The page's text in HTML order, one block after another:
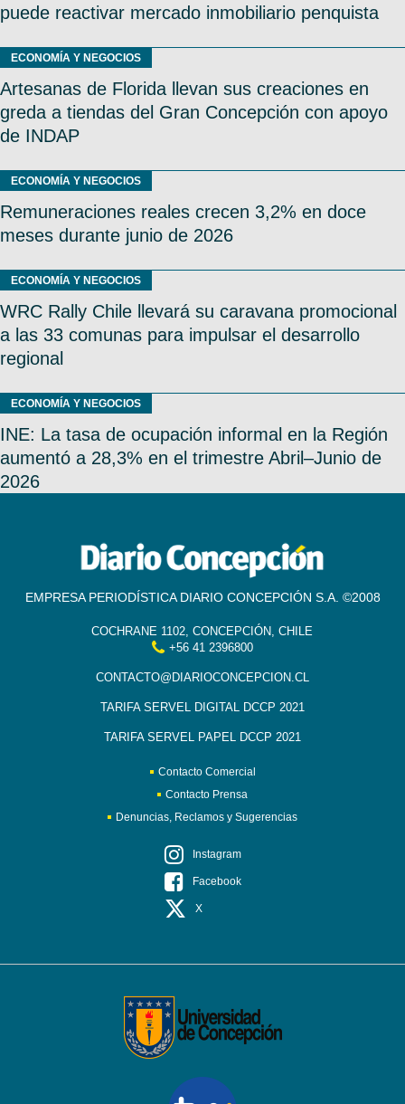
puede reactivar mercado inmobiliario penquista
ECONOMÍA Y NEGOCIOS
Artesanas de Florida llevan sus creaciones en
greda a tiendas del Gran Concepción con apoyo
de INDAP
ECONOMÍA Y NEGOCIOS
Remuneraciones reales crecen 3,2% en doce
meses durante junio de 2026
ECONOMÍA Y NEGOCIOS
WRC Rally Chile llevará su caravana promocional
a las 33 comunas para impulsar el desarrollo
regional
ECONOMÍA Y NEGOCIOS
INE: La tasa de ocupación informal en la Región
aumentó a 28,3% en el trimestre Abril–Junio de
2026
EMPRESA PERIODÍSTICA DIARIO CONCEPCIÓN S.A. ©2008
COCHRANE 1102, CONCEPCIÓN, CHILE
+56 41 2396800
CONTACTO@DIARIOCONCEPCION.CL
TARIFA SERVEL DIGITAL DCCP 2021
TARIFA SERVEL PAPEL DCCP 2021
Contacto Comercial
Contacto Prensa
Denuncias, Reclamos y Sugerencias
Instagram
Facebook
X